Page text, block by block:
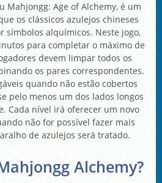
Mahjongg: Age of Alchemy, é um
os clássicos azulejos chineses
símbolos alquímicos. Neste jogo,
para completar o máximo de
devem limpar todos os
os pares correspondentes.
quando não estão cobertos
pelo menos um dos lados longos
Cada nível irá oferecer um novo
não for possível fazer mais
de azulejos será tratado.
Alchemy?